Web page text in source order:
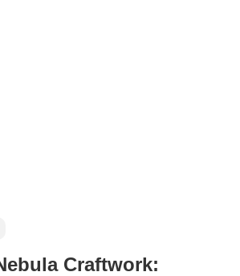
Craftwork: